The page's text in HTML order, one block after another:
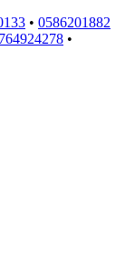
• 0586201882
•